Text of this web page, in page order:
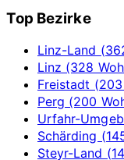
Top Bezirke
Linz-Land
Linz (328
Freistadt (203
Perg (200
Urfahr-
Schärding
Steyr-Land